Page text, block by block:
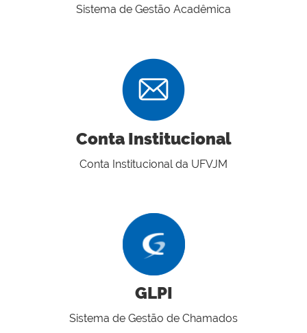
Sistema de Gestão Acadêmica
Conta Institucional
Conta Institucional da UFVJM
GLPI
Sistema de Gestão de Chamados